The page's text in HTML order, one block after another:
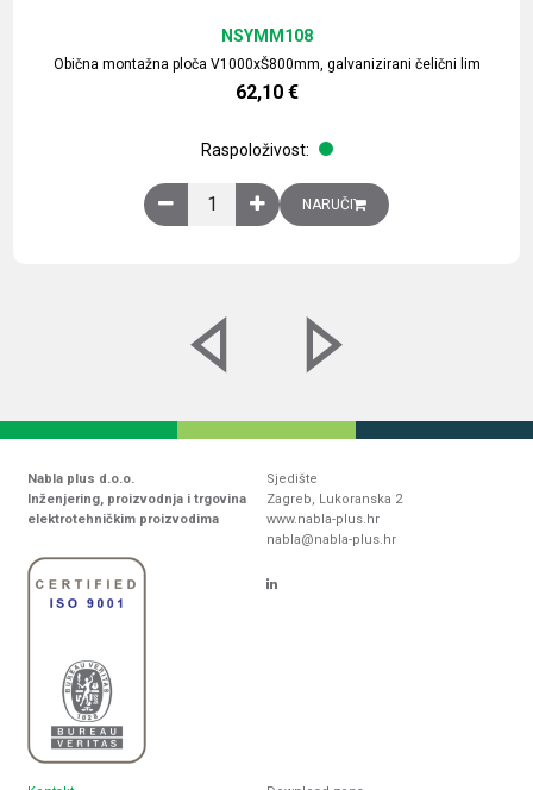
Obična montažna ploča V1000xŠ800mm, galvanizirani čelični lim
NSYMM108
62,10 €
Raspoloživost:
Obična montažna ploča V1000xŠ800mm,
NARUČI
Nabla plus d.o.o.
Inženjering, proizvodnja i trgovina
elektrotehničkim proizvodima
Sjedište
Zagreb, Lukoranska 2
www.nabla-plus.hr
nabla@nabla-plus.hr